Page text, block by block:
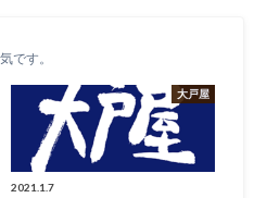
です。
大戸屋
2021.1.7